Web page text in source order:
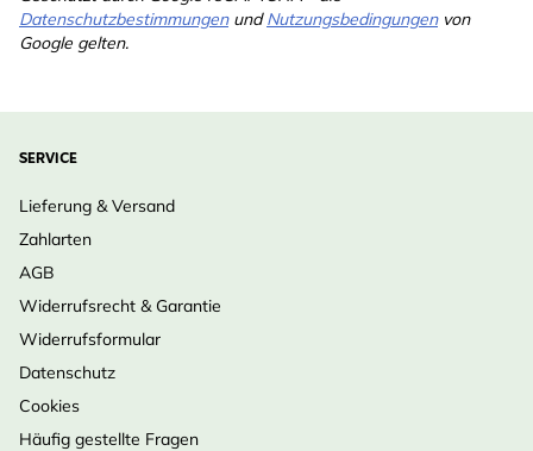
DatenschutzbestimmungenundNutzungsbedingungenvon
Google gelten.
SERVICE
Lieferung & Versand
Zahlarten
AGB
Widerrufsrecht & Garantie
Widerrufsformular
Datenschutz
Cookies
Häufig gestellte Fragen